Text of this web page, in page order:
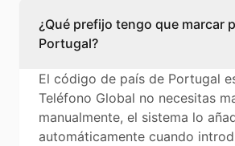
¿Qué prefijo tengo que marcar
Portugal?
El código de país de Portugal
Teléfono Global no necesitas
manualmente, el sistema lo
automáticamente cuando